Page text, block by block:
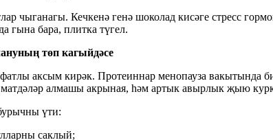
чыганагы. Кечкенә генә шоколад кисәге стресс
гына бара, плитка түгел.
төп кагыйдәсе
аксым кирәк. Протеиннар менопауза вакытында
матдәләр алмашы акрыная, һәм артык авырлык җыю
үти:
саклый;